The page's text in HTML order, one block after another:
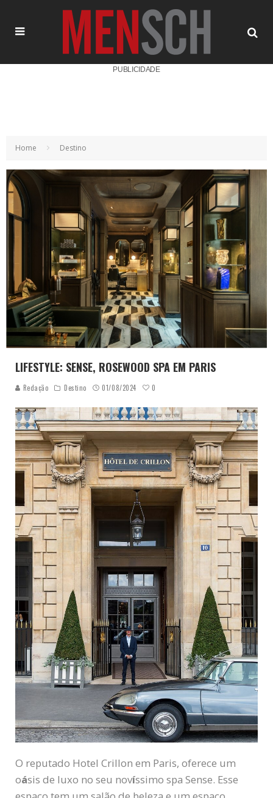
PUBLICIDADE
Home Destino
LIFESTYLE: SENSE, ROSEWOOD SPA EM PARIS
Redação Destino 01/08/2024 0
O reputado Hotel Crillon em Paris, oferece um
oásis de luxo no seu novíssimo spa Sense. Esse